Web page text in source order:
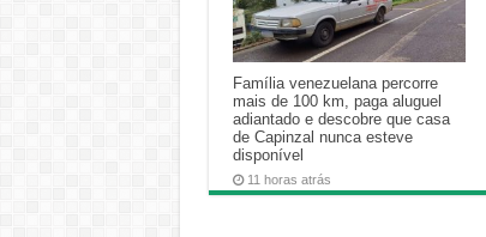
Família venezuelana percorre
mais de 100 km, paga aluguel
adiantado e descobre que casa
de Capinzal nunca esteve
disponível
11 horas atrás